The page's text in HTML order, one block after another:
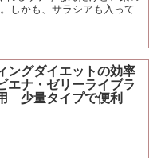
しかも、サラシアも入って
ングダイエットの効率
エナ・ゼリーライブラ
少量タイプで便利